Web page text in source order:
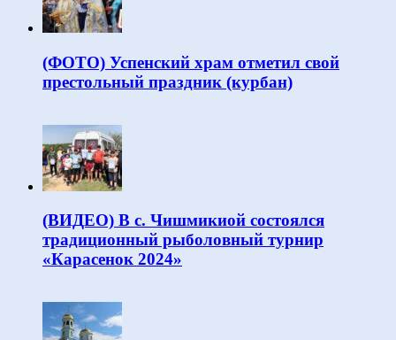
(ФОТО) Успенский храм отметил свой
престольный праздник (курбан)
(ВИДЕО) В с. Чишмикиой состоялся
традиционный рыболовный турнир
«Карасенок 2024»